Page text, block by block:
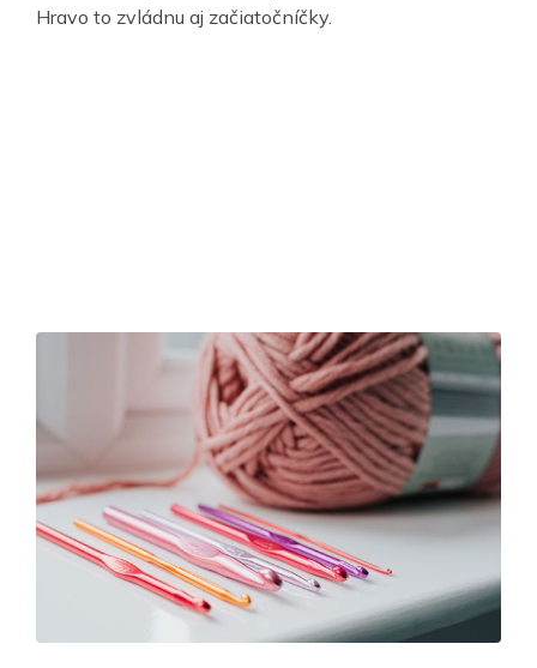
Hravo to zvládnu aj začiatočníčky.